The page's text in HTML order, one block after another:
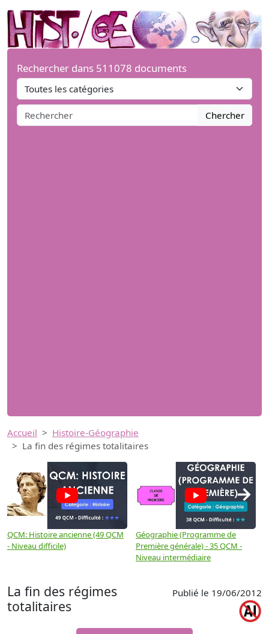
Rechercher dans 511078 documents
Chercher
Accueil
Histoire-Géographie
La fin des régimes totalitaires
QCM: Histoire ancienne (49 QCM
- Niveau difficile)
Géographie (Programme de
Première générale) - 35 QCM -
Niveau intermédiaire
→
La fin des régimes
totalitaires
Publié le 19/06/2012